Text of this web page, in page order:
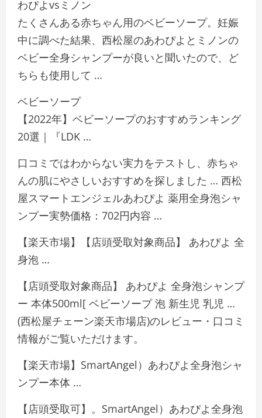
わぴよvsミノン
たくさんある赤ちゃん用のベビーソープ。妊娠
中に調べた結果、西松屋のあわぴよとミノンの
ベビー全身シャンプーが良いと聞いたので、ど
ちらも使用して …
ベビーソープ
【2022年】ベビーソープのおすすめランキング
20選｜『LDK …
口コミではわからない実力をテストし、赤ちゃ
んの肌にやさしいおすすめを探しました … 西松
屋スマートエンジェルあわぴよ 薬用全身泡シャ
ンプー実勢価格：702円内容 …
【楽天市場】【店頭受取対象商品】 あわぴよ 全
身泡 …
【店頭受取対象商品】 あわぴよ 全身泡シャンプ
ー 本体500ml[ ベビーソープ 泡 新生児 乳児 …
(西松屋チェーン楽天市場店)のレビュー・口コミ
情報がご覧いただけます。
【楽天市場】SmartAngel）あわぴよ全身泡シャ
ンプー本体 …
【店頭受取可】。SmartAngel）あわぴよ全身泡